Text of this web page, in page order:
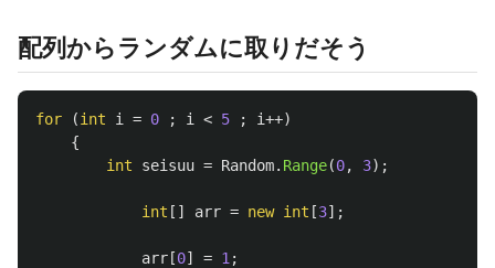
配列からランダムに取りだそう
for (int i = 0 ; i < 5 ; i++)
{
int
seisuu = Random. Range(0, 3);
int [] arr = new int [3];
arr [0] = 1 ;